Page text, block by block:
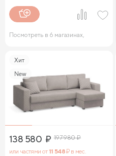
Посмотреть в 6 магазинах,
Хит
New
138 580 ₽ 197 980₽
или частями от11 548₽ в мес.